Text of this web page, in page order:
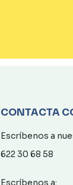
CONTACTA
Escríbenos a
622 30 68 58
Escríbenos a: